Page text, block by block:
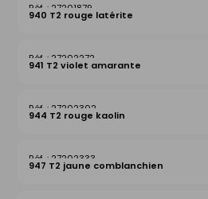
27201879
940 T2 rouge latérite
27202272
941 T2 violet amarante
27202302
944 T2 rouge kaolin
27202333
947 T2 jaune comblanchien